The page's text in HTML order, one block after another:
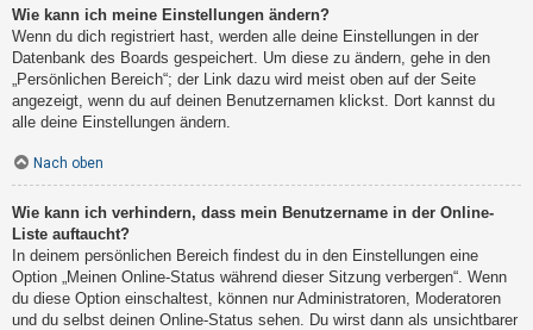
Wie kann ich meine Einstellungen ändern?
Wenn du dich registriert hast, werden alle deine Einstellungen in der
Datenbank des Boards gespeichert. Um diese zu ändern, gehe in den
„Persönlichen Bereich“; der Link dazu wird meist oben auf der Seite
angezeigt, wenn du auf deinen Benutzernamen klickst. Dort kannst du
alle deine Einstellungen ändern.
Nach oben
Wie kann ich verhindern, dass mein Benutzername in der Online-
Liste auftaucht?
In deinem persönlichen Bereich findest du in den Einstellungen eine
Option „Meinen Online-Status während dieser Sitzung verbergen“. Wenn
du diese Option einschaltest, können nur Administratoren, Moderatoren
und du selbst deinen Online-Status sehen. Du wirst dann als unsichtbarer